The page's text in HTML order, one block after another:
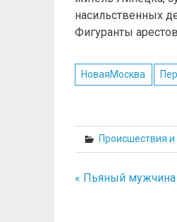
насильственных
Фигуранты
НоваяМосква
Происшествия
Навигация
« Пьяный мужчина